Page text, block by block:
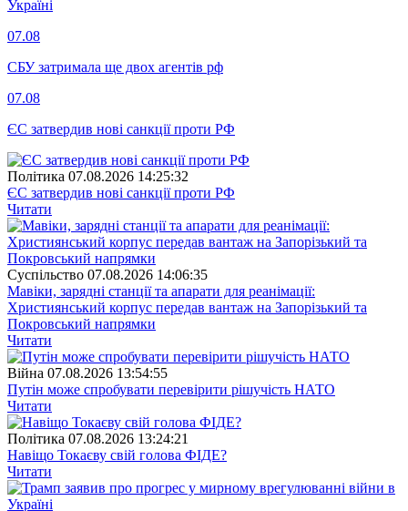
Україні
07.08
СБУ затримала ще двох агентів рф
07.08
ЄС затвердив нові санкції проти РФ
Полiтика 07.08.2026 14:25:32
ЄС затвердив нові санкції проти РФ
Читати
Суспiльство 07.08.2026 14:06:35
Мавіки, зарядні станції та апарати для реанімації:
Християнський корпус передав вантаж на Запорізький та
Покровський напрямки
Читати
Війна 07.08.2026 13:54:55
Путін може спробувати перевірити рішучість НАТО
Читати
Полiтика 07.08.2026 13:24:21
Навіщо Токаєву свій голова ФІДЕ?
Читати